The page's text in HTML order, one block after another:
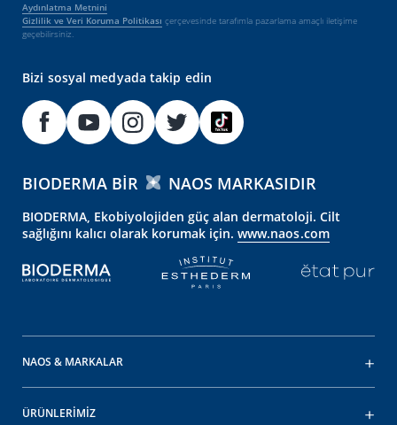
Aydınlatma Metnini
Gizlilik ve Veri Koruma Politikası çerçevesinde tarafımla pazarlama amaçlı iletişime
geçebilirsiniz.
Bizi sosyal medyada takip edin
BIODERMA BIR NAOS MARKASIDIR
BIODERMA, Ekobiyolojiden güç alan dermatoloji. Cilt
sağlığını kalıcı olarak korumak için. www.naos.com
NAOS & MARKALAR
ÜRÜNLERİMİZ